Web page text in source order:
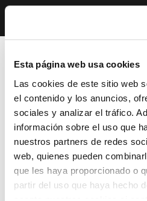
Esta página web usa cookies
Las cookies de este sitio web
el contenido y los anuncios,
sociales y analizar el tráfico.
información sobre el uso que
nuestros partners de redes
web, quienes pueden
que les haya proporcionado o
partir del uso que haya hecho